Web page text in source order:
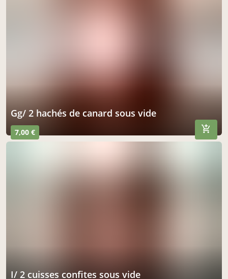
gg/ 2 hachés de canard sous vide
7,00 €
i/ 2 cuisses confites sous vide